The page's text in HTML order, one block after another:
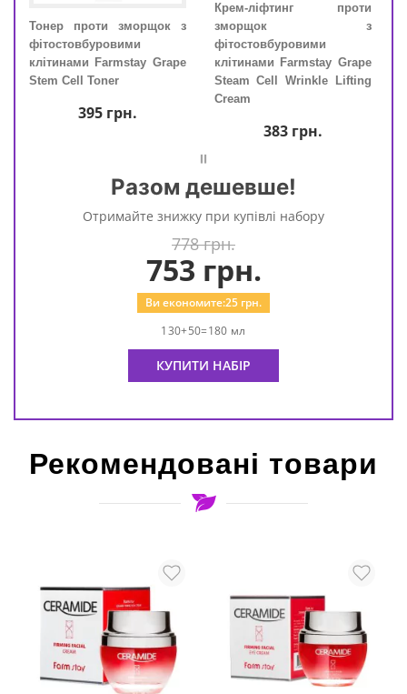
Тонер проти зморщок з
фітостовбуровими
клітинами Farmstay Grape
Stem Cell Toner
395грн.
Крем-ліфтинг проти
зморщок з
фітостовбуровими
клітинами Farmstay Grape
Steam Cell Wrinkle Lifting
Cream
383грн.
Разом дешевше!
Отримайте знижку при купівлі набору
778 грн.
753 грн.
Ви економите:25 грн.
130+50=180 мл
КУПИТИ НАБІР
Рекомендовані товари